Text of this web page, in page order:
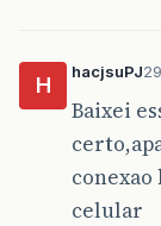
H
hacjsuPJ
Baixei
celular